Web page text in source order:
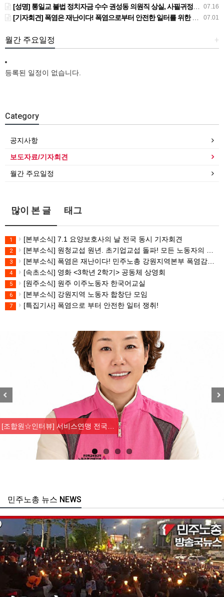
07.16
[성명] 통일교 불법 정치자금 수수 권성동 의원직 상실, 사필귀정이다
07.01
[기자회견] 폭염은 재난이다! 폭염으로부터 안전한 일터를 위한 민주노총 강원지역본부 폭염감시단 선포 기자회견
+
월간 주요일정
등록된 일정이 없습니다.
Category
공지사항
보도자료/기자회견
월간 주요일정
많이 본 글 태그
1 [본부소식] 7.1 요양보호사의 날 전국 동시 기자회견
2 [본부소식] 원청교섭 원년. 초기업교섭 돌파! 모든 노동자의 노동기본권 쟁취! 민주노총 7.15 총파업대회
3 [본부소식] 폭염은 재난이다! 민주노총 강원지역본부 폭염감시단 선포 기자회견
4 [속초소식] 영화 <3학년 2학기> 공동체 상영회
5 [원주소식] 원주 이주노동자 한국어교실
6 [본부소식] 강원지역 노동자 합창단 모임
7 [특집기사] 폭염으로 부터 안전한 일터 쟁취!
[조합원☆인터뷰] 서비스연맹 전국…
주노총 뉴스 NEWS